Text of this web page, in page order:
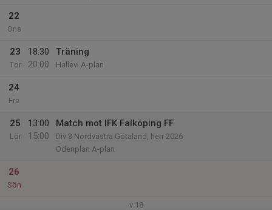
22
Ons
23
Tor
18:30
20:00
Träning
Hallevi A-plan
24
Fre
25
Lör
13:00
15:00
Match mot IFK Falköping FF
Div 3 Nordvästra Götaland, herr 2026
Odenplan A-plan
26
Sön
v.18